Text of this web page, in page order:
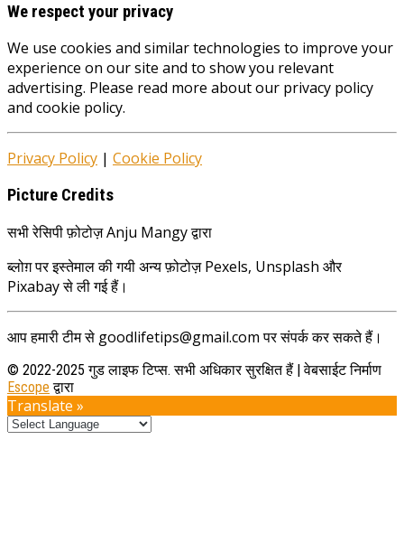
We respect your privacy
We use cookies and similar technologies to improve your
experience on our site and to show you relevant
advertising. Please read more about our privacy policy
and cookie policy.
Privacy Policy | Cookie Policy
Picture Credits
सभी रेसिपी फ़ोटोज़ Anju Mangy द्वारा
ब्लोग़ पर इस्तेमाल की गयी अन्य फ़ोटोज़ Pexels, Unsplash और
Pixabay से ली गई हैं।
आप हमारी टीम से goodlifetips@gmail.com पर संपर्क कर सकते हैं।
© 2022-2025 गुड लाइफ टिप्स. सभी अधिकार सुरक्षित हैं | वेबसाईट निर्माण
Escope द्वारा
Translate »